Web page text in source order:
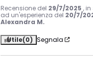
Recensione del 29/7/2025 ,
ad un'esperienza del 20/7/
Alexandra M.
Utile(0) Segnala